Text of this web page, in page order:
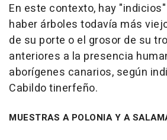
En este contexto, hay
haber árboles todavía más
de su porte o el grosor de su
anteriores a la presencia
aborígenes canarios, según
Cabildo tinerfeño.
MUESTRAS A POLONIA Y A